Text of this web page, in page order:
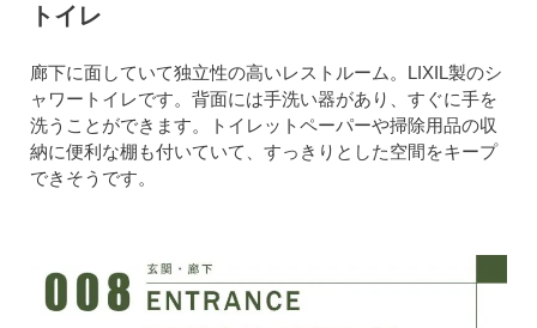
トイレ
廊下に面していて独立性の高いレストルーム。LIXIL製のシ
ャワートイレです。背面には手洗い器があり、すぐに手を
洗うことができます。トイレットペーパーや掃除用品の収
納に便利な棚も付いていて、すっきりとした空間をキープ
できそうです。